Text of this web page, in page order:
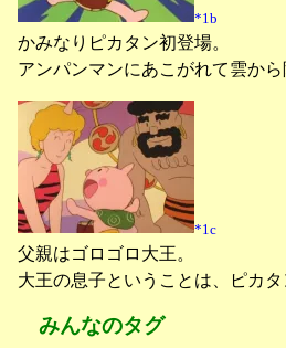
*1b
かみなりピカタン初登場。
アンパンマンにあこがれて雲から
*1c
父親はゴロゴロ大王。
大王の息子ということは、ピカ
みんなのタグ